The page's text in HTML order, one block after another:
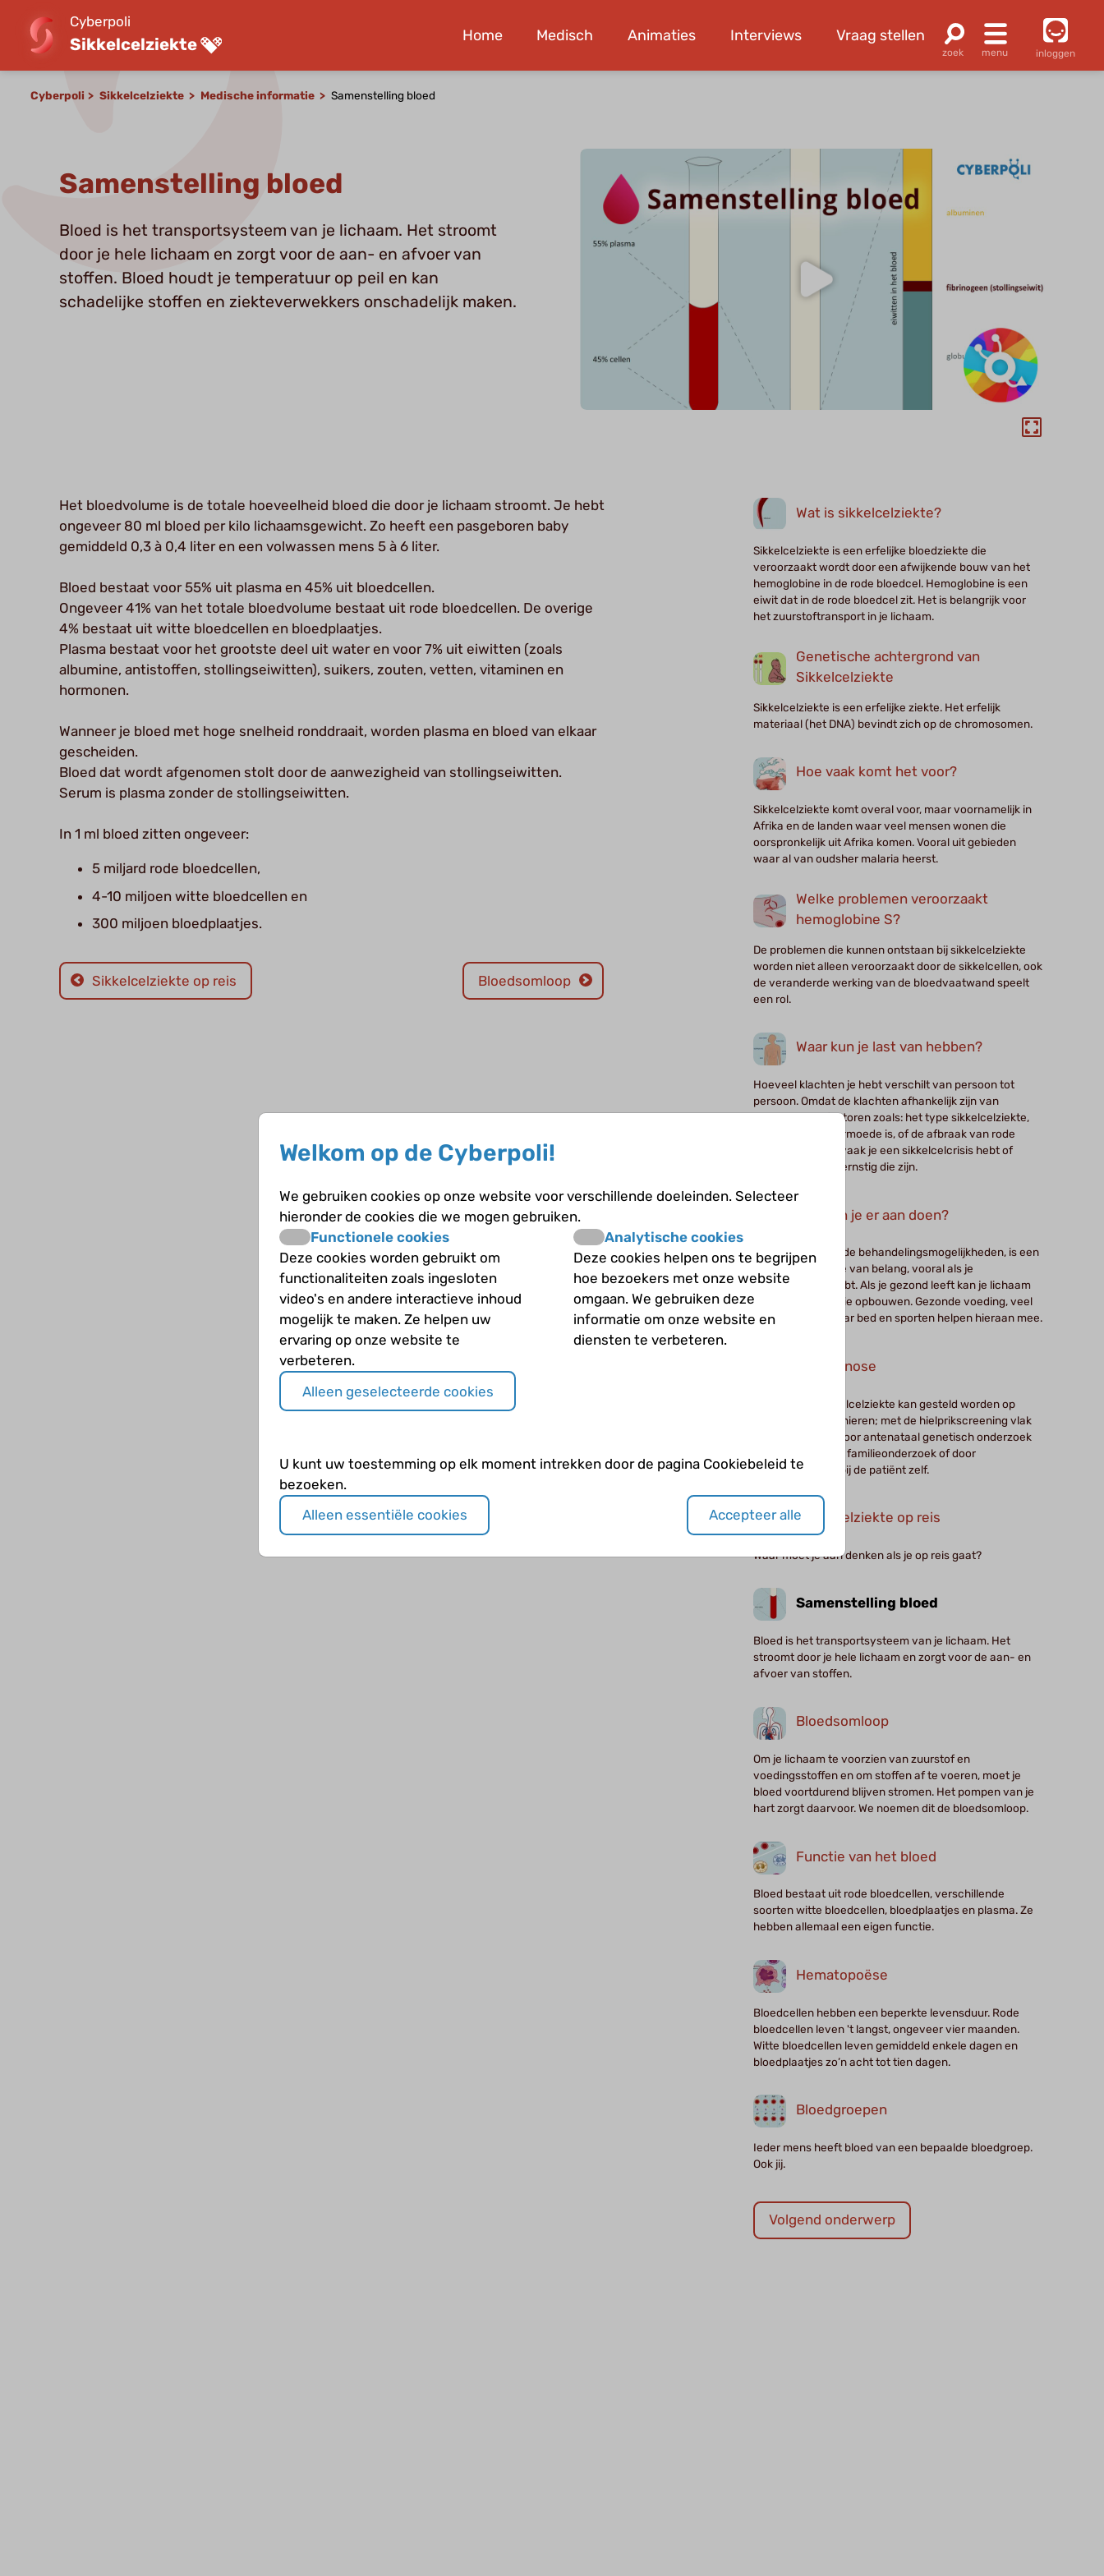
Cyberpoli
Sikkelcelziekte Home Medisch Animaties Interviews Vraag stellen
inloggen
Cyberpoli Sikkelcelziekte Medische informatie Samenstelling bloed
Samenstelling bloed
Bloed is het transportsysteem van je lichaam. Het stroomt
door je hele lichaam en zorgt voor de aan- en afvoer van
stoffen. Bloed houdt je temperatuur op peil en kan
schadelijke stoffen en ziekteverwekkers onschadelijk maken.
Het bloedvolume is de totale hoeveelheid bloed die door je lichaam stroomt. Je hebt
ongeveer 80 ml bloed per kilo lichaamsgewicht. Zo heeft een pasgeboren baby
gemiddeld 0,3 à 0,4 liter en een volwassen mens 5 à 6 liter.
Bloed bestaat voor 55% uit plasma en 45% uit bloedcellen.
Ongeveer 41% van het totale bloedvolume bestaat uit rode bloedcellen. De overige
4% bestaat uit witte bloedcellen en bloedplaatjes.
Plasma bestaat voor het grootste deel uit water en voor 7% uit eiwitten (zoals
albumine, antistoffen, stollingseiwitten), suikers, zouten, vetten, vitaminen en
hormonen.
Wanneer je bloed met hoge snelheid ronddraait, worden plasma en bloed van elkaar
gescheiden.
Bloed dat wordt afgenomen stolt door de aanwezigheid van stollingseiwitten.
Serum is plasma zonder de stollingseiwitten.
In 1 ml bloed zitten ongeveer:
5 miljard rode bloedcellen,
4-10 miljoen witte bloedcellen en
300 miljoen bloedplaatjes.
Sikkelcelziekte op reis Bloedsomloop
Wat is sikkelcelziekte?
Sikkelcelziekte is een erfelijke bloedziekte die
veroorzaakt wordt door een afwijkende bouw van het
hemoglobine in de rode bloedcel. Hemoglobine is een
eiwit dat in de rode bloedcel zit. Het is belangrijk voor
het zuurstoftransport in je lichaam.
Genetische achtergrond van
Sikkelcelziekte
Sikkelcelziekte is een erfelijke ziekte. Het erfelijk
materiaal (het DNA) bevindt zich op de chromosomen.
Hoe vaak komt het voor?
Sikkelcelziekte komt overal voor, maar voornamelijk in
Afrika en de landen waar veel mensen wonen die
oorspronkelijk uit Afrika komen. Vooral uit gebieden
waar al van oudsher malaria heerst.
Welke problemen veroorzaakt
hemoglobine S?
De problemen die kunnen ontstaan bij sikkelcelziekte
worden niet alleen veroorzaakt door de sikkelcellen, ook
de veranderde werking van de bloedvaatwand speelt
een rol.
Waar kun je last van hebben?
Hoeveel klachten je hebt verschilt van persoon tot
persoon. Omdat de klachten afhankelijk zijn van
verschillende factoren zoals: het type sikkelcelziekte,
hoe erg je bloedarmoede is, of de afbraak van rode
bloedcellen, hoe vaak je een sikkelcelcrisis hebt of
infecties, en hoe ernstig die zijn.
Wat kun je er aan doen?
Naast verschillende behandelingsmogelijkheden, is een
gezonde leefwijze van belang, vooral als je
sikkelcelziekte hebt. Als je gezond leeft kan je lichaam
een goede conditie opbouwen. Gezonde voeding, veel
drinken, op tijd naar bed en sporten helpen hieraan mee.
De diagnose
De diagnose sikkelcelziekte kan gesteld worden op
verschillende manieren; met de hielprikscreening vlak
na de geboorte, door antenataal genetisch onderzoek
of door genetisch familieonderzoek of door
bloedonderzoek bij de patiënt zelf.
Sikkelcelziekte op reis
Waar moet je aan denken als je op reis gaat?
Samenstelling bloed
Bloed is het transportsysteem van je lichaam. Het
stroomt door je hele lichaam en zorgt voor de aan- en
afvoer van stoffen.
Bloedsomloop
Om je lichaam te voorzien van zuurstof en
voedingsstoffen en om stoffen af te voeren, moet je
bloed voortdurend blijven stromen. Het pompen van je
hart zorgt daarvoor. We noemen dit de bloedsomloop.
Functie van het bloed
Bloed bestaat uit rode bloedcellen, verschillende
soorten witte bloedcellen, bloedplaatjes en plasma. Ze
hebben allemaal een eigen functie.
Hematopoëse
Bloedcellen hebben een beperkte levensduur. Rode
bloedcellen leven 't langst, ongeveer vier maanden.
Witte bloedcellen leven gemiddeld enkele dagen en
bloedplaatjes zo’n acht tot tien dagen.
Bloedgroepen
Ieder mens heeft bloed van een bepaalde bloedgroep.
Ook jij.
Volgend onderwerp
Welkom op de Cyberpoli!
We gebruiken cookies op onze website voor verschillende doeleinden. Selecteer
hieronder de cookies die we mogen gebruiken.
Functionele cookies
Deze cookies worden gebruikt om
functionaliteiten zoals ingesloten
video's en andere interactieve inhoud
mogelijk te maken. Ze helpen uw
ervaring op onze website te
verbeteren.
Analytische cookies
Deze cookies helpen ons te begrijpen
hoe bezoekers met onze website
omgaan. We gebruiken deze
informatie om onze website en
diensten te verbeteren.
Alleen geselecteerde cookies
U kunt uw toestemming op elk moment intrekken door de pagina Cookiebeleid te
bezoeken.
Alleen essentiële cookies
Accepteer alle